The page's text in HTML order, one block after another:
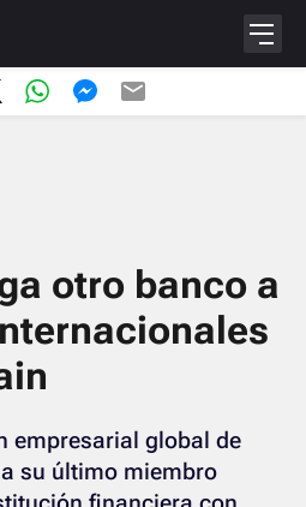
otro banco a
empresarial global de
su último miembro